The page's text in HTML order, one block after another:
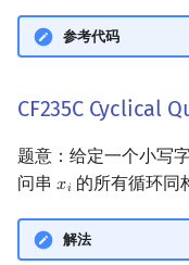
参考代码
CF235C Cyclical
题意：给定一个小写
问串 𝑥𝑖
xi 的所有循环同
解法